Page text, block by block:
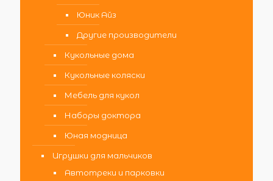
Юник Айз
Другие производители
Кукольные дома
Кукольные коляски
Мебель для кукол
Наборы доктора
Юная модница
Игрушки для мальчиков
Автотреки и парковки